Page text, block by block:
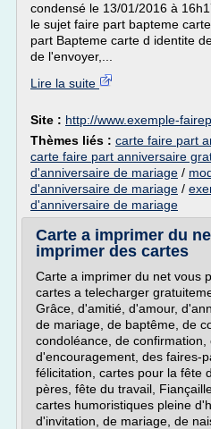
condensé le 13/01/2016 à
le sujet faire part bapteme
part Bapteme carte d identite
de l'envoyer,...
Lire la suite
Site : http://www.exemple-
Thèmes liés : carte faire part
carte faire part anniversaire
d'anniversaire de mariage /
d'anniversaire de mariage /
d'anniversaire de mariage
Carte a imprimer du
imprimer des cartes
Carte a imprimer du net vous
cartes a telecharger
Grâce, d'amitié, d'amour,
de mariage, de baptême, de
condoléance, de confirmation,
d'encouragement, des faires-
félicitation, cartes pour la fête
pères, fête du travail,
cartes humoristiques pleine
d'invitation, de mariage, de